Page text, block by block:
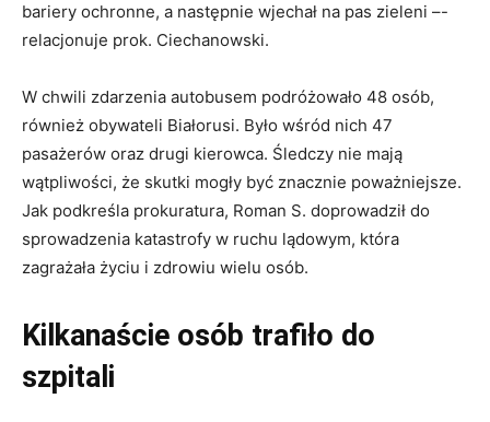
bariery ochronne, a następnie wjechał na pas zieleni –-
relacjonuje prok. Ciechanowski.
W chwili zdarzenia autobusem podróżowało 48 osób,
również obywateli Białorusi. Było wśród nich 47
pasażerów oraz drugi kierowca. Śledczy nie mają
wątpliwości, że skutki mogły być znacznie poważniejsze.
Jak podkreśla prokuratura, Roman S. doprowadził do
sprowadzenia katastrofy w ruchu lądowym, która
zagrażała życiu i zdrowiu wielu osób.
Kilkanaście osób trafiło do
szpitali